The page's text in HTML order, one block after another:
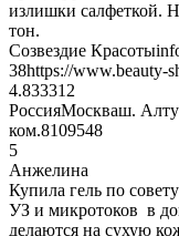
излишки салфеткой.
тон.
Созвездие Красоты
38https://www.beauty-
4.833312
РоссияМоскваш.
ком.8109548
5
Анжелина
Купила гель по
УЗ и микротоков в
делаются на сухую